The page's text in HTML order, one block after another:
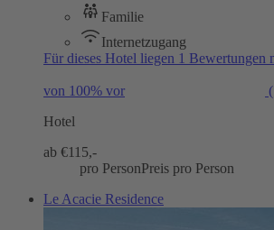
Familie
Internetzugang
Für dieses Hotel liegen 1 Bewertungen
von 100% vor
Hotel
ab €115,-
pro PersonPreis pro Person
Le Acacie Residence